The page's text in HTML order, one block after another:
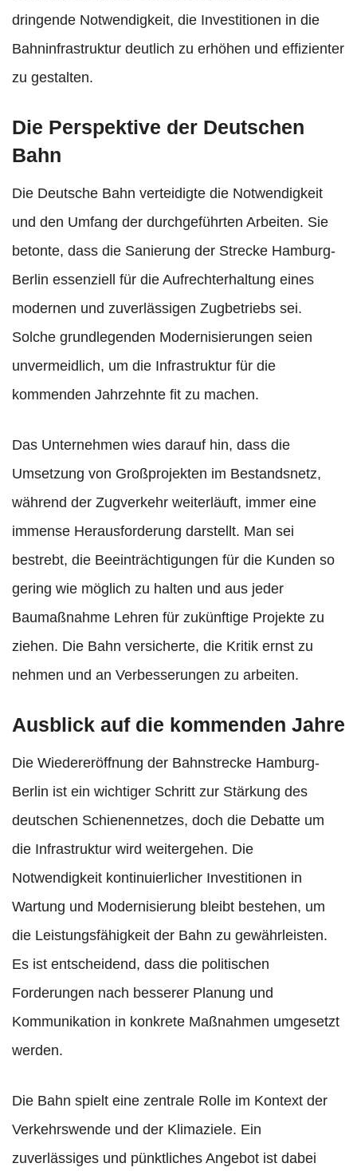
dringende Notwendigkeit, die Investitionen in die
Bahninfrastruktur deutlich zu erhöhen und effizienter
zu gestalten.
Die Perspektive der Deutschen
Bahn
Die Deutsche Bahn verteidigte die Notwendigkeit
und den Umfang der durchgeführten Arbeiten. Sie
betonte, dass die Sanierung der Strecke Hamburg-
Berlin essenziell für die Aufrechterhaltung eines
modernen und zuverlässigen Zugbetriebs sei.
Solche grundlegenden Modernisierungen seien
unvermeidlich, um die Infrastruktur für die
kommenden Jahrzehnte fit zu machen.
Das Unternehmen wies darauf hin, dass die
Umsetzung von Großprojekten im Bestandsnetz,
während der Zugverkehr weiterläuft, immer eine
immense Herausforderung darstellt. Man sei
bestrebt, die Beeinträchtigungen für die Kunden so
gering wie möglich zu halten und aus jeder
Baumaßnahme Lehren für zukünftige Projekte zu
ziehen. Die Bahn versicherte, die Kritik ernst zu
nehmen und an Verbesserungen zu arbeiten.
Ausblick auf die kommenden Jahre
Die Wiedereröffnung der Bahnstrecke Hamburg-
Berlin ist ein wichtiger Schritt zur Stärkung des
deutschen Schienennetzes, doch die Debatte um
die Infrastruktur wird weitergehen. Die
Notwendigkeit kontinuierlicher Investitionen in
Wartung und Modernisierung bleibt bestehen, um
die Leistungsfähigkeit der Bahn zu gewährleisten.
Es ist entscheidend, dass die politischen
Forderungen nach besserer Planung und
Kommunikation in konkrete Maßnahmen umgesetzt
werden.
Die Bahn spielt eine zentrale Rolle im Kontext der
Verkehrswende und der Klimaziele. Ein
zuverlässiges und pünktliches Angebot ist dabei